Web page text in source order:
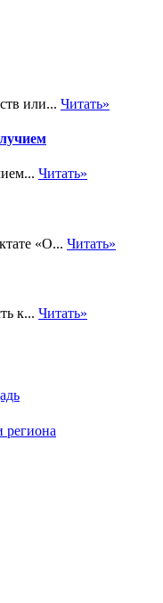
или... Читать»
Читать»
«О... Читать»
к... Читать»
региона